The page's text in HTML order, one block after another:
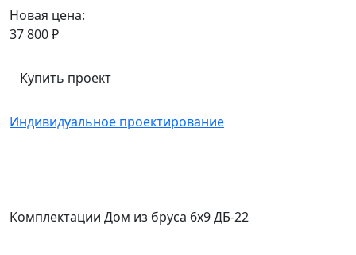
Новая цена:
37 800 ₽
Купить проект
Индивидуальное проектирование
Комплектации Дом из бруса 6x9 ДБ-22